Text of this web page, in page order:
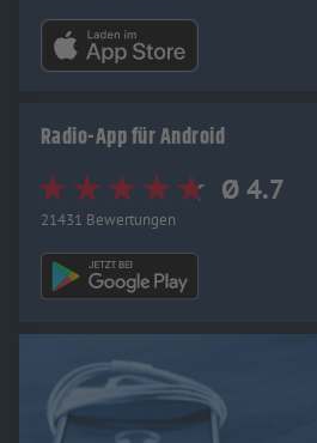
Radio-App für Android
Ø 4.7
21431 Bewertungen